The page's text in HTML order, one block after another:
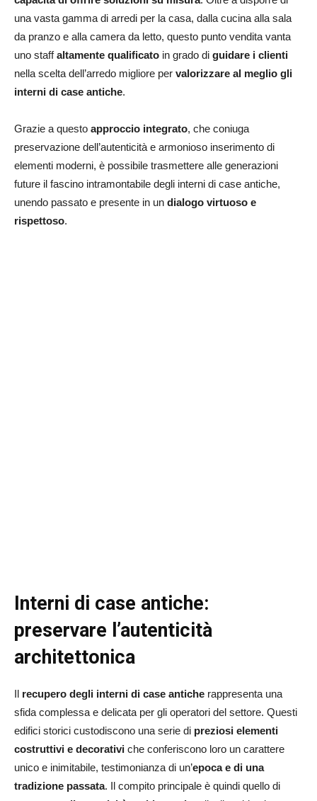
una vasta gamma di arredi per la casa, dalla cucina alla sala
da pranzo e alla camera da letto, questo punto vendita vanta
uno staffaltamente qualificato in grado di guidare i clienti
nella scelta dell’arredo migliore per valorizzare al meglio gli
interni di case antiche.
Grazie a questo approccio integrato, che coniuga
preservazione dell’autenticità e armonioso inserimento di
elementi moderni, è possibile trasmettere alle generazioni
future il fascino intramontabile degli interni di case antiche,
unendo passato e presente in un dialogo virtuoso e
rispettoso.
Interni di case antiche:
preservare l’autenticità
architettonica
Il recupero degli interni di case antiche rappresenta una
sfida complessa e delicata per gli operatori del settore. Questi
edifici storici custodiscono una serie di preziosi elementi
costruttivi e decorativi che conferiscono loro un carattere
unico e inimitabile, testimonianza di un’epoca e di una
tradizione passata. Il compito principale è quindi quello di